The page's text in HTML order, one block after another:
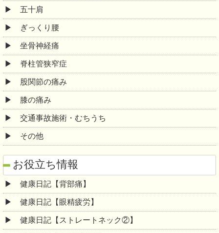
五十肩
ぎっくり腰
坐骨神経痛
脊柱管狭窄症
股関節の痛み
膝の痛み
交通事故施術・むちうち
その他
お役立ち情報
健康日記【背部痛】
健康日記【眼精疲労】
健康日記【ストレートネック②】